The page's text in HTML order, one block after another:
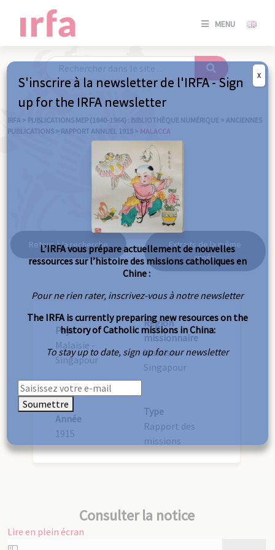
MENU
SE
/
IRFA > PUBLICATIONS MEP (1840-1964) : BIBLIOTHÈQUE NUMÉRIQUE > ANCIENNES
PUBLICATIONS > RAPPORT ANNUEL 1915 > MALACCA
Malacca
Retour à la recherche
Extraits de la même
année
Pays
Malaisie -
Singapour
Région
missionnaire
Malaisie-
Singapour
Année
1915
Type
Rapport des
missions
Consulter la notice
Lire en plein écran
Aller
S'inscrire à la newsletter de l'IRFA - Sign
up for the IRFA newsletter
L’IRFA vous prépare actuellement de nouvelles
ressources sur l’histoire des missions catholiques en
Chine :
Pour ne rien rater, inscrivez-vous à notre newsletter
The IRFA is currently preparing new resources on the
history of Catholic missions in China:
To stay up to date, sign up for our newsletter
Soumettre
X